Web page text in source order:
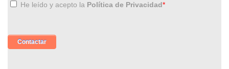
He leído y acepto la Política de Privacidad*